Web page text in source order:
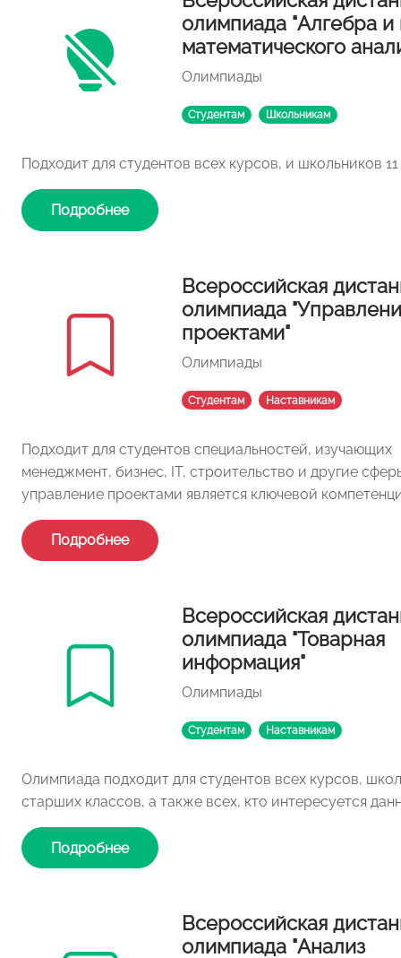
олимпиада "Алгебра и
математического
Олимпиады
Студентам Школьникам
Подходит для студентов всех курсов, и школьников
Подробнее
Всероссийская
олимпиада
проектами"
Олимпиады
Студентам Наставникам
Подходит для студентов специальностей, изучающих
менеджмент, бизнес, IT, строительство и другие
управление проектами является ключевой
Подробнее
Всероссийская
олимпиада "Товарная
информация"
Олимпиады
Студентам Наставникам
Олимпиада подходит для студентов всех курсов,
старших классов, а также всех, кто интересуется
Подробнее
Всероссийская
олимпиада "Анализ